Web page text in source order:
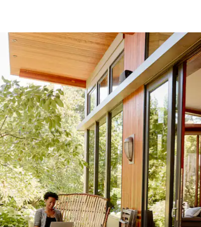
las teclas de las flechas hacia arriba y hacia abajo, o